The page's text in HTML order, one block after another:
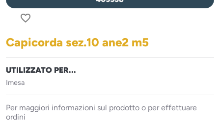
favorite_border
Capicorda sez.10 ane2 m5
UTILIZZATO PER...
Imesa
Per maggiori informazioni sul prodotto o per effettuare
ordini